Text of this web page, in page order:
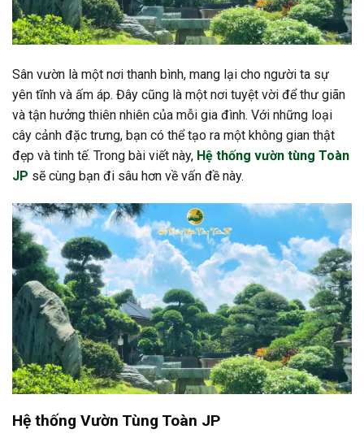
Sân vườn là một nơi thanh bình, mang lại cho người ta sự
yên tĩnh và ấm áp. Đây cũng là một nơi tuyệt vời để thư giãn
và tận hưởng thiên nhiên của mỗi gia đình. Với những loại
cây cảnh đặc trưng, bạn có thể tạo ra một không gian thật
đẹp và tinh tế. Trong bài viết này, Hệ thống vườn tùng Toàn
JP sẽ cùng bạn đi sâu hơn về vấn đề này.
Hệ thống Vườn Tùng Toàn JP